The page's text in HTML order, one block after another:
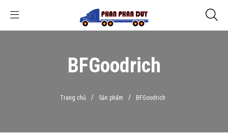
BFGoodrich
Trang chủ / Sản phẩm / BFGoodrich